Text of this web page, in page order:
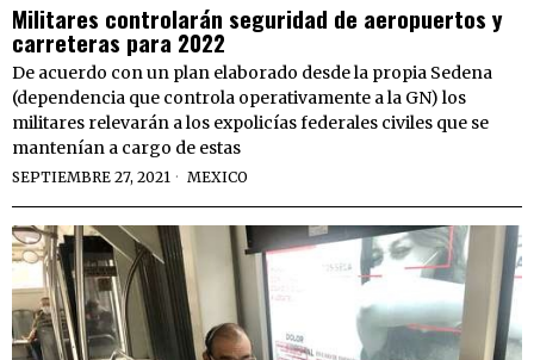
Militares controlarán seguridad de aeropuertos y
carreteras para 2022
De acuerdo con un plan elaborado desde la propia Sedena
(dependencia que controla operativamente a la GN) los
militares relevarán a los expolicías federales civiles que se
mantenían a cargo de estas
SEPTIEMBRE 27, 2021 MEXICO